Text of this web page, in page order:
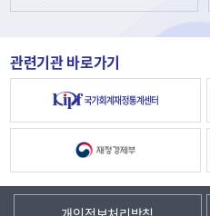
관련기관 바로가기